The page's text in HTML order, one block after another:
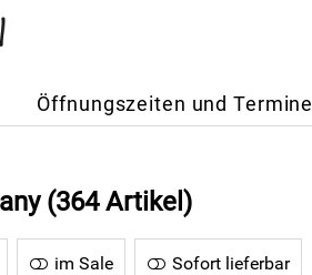
Öffnungszeiten und Termine
(364 Artikel)
im Sale Sofort lieferbar